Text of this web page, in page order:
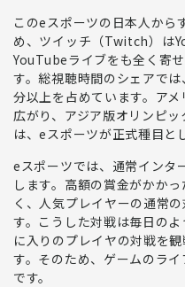
このeスポーツの日本人から
め、 ツイッチ（Twitch）は
YouTubeライブをも全く寄
す。総視聴時間のシェアで
分以上を占めています。 ア
広がり、アジア版オリンピッ
は、eスポーツが正式種目と
eスポーツでは、通常インタ
します。高額の賞金がかか
く、人気プレイヤーの通常
す。こうした対戦は毎日のよ
に入りのプレイヤの対戦を
す。そのため、 ゲームのラ
です。